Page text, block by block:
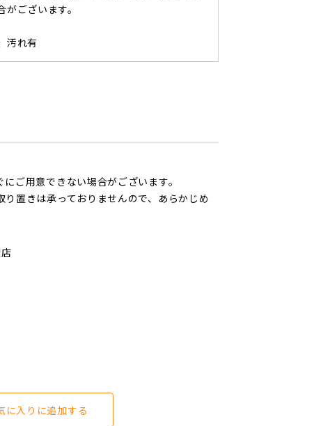
がございます。
汚れ有
ご用意できない場合がございます。
置きは承っておりませんので、あらかじめ
に入りに追加する